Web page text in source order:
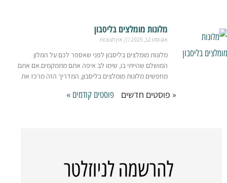
מלונות מומלצים בליסבון
אוגוסט 12, 2025 אין תגובות
מלונות מומלצים בליסבון לפני שאספר לכם על המלון
המושלם שהייתי בו, שימו לב איפה אתם מתמקמים.אם אתם
מחפשים מלונות מומלצים בליסבון, המדריך הזה מרכז את
« פוסטים חדשים פוסטים קודמים »